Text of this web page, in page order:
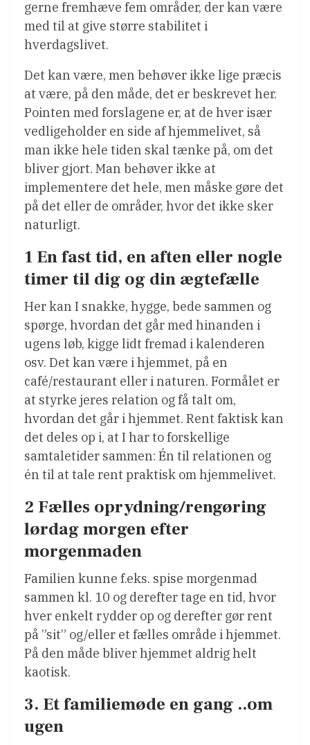
gerne fremhæve fem områder, der kan være
med til at give større stabilitet i
hverdagslivet.
Det kan være, men behøver ikke lige præcis
at være, på den måde, det er beskrevet her.
Pointen med forslagene er, at de hver især
vedligeholder en side af hjemmelivet, så
man ikke hele tiden skal tænke på, om det
bliver gjort. Man behøver ikke at
implementere det hele, men måske gøre det
på det eller de områder, hvor det ikke sker
naturligt.
1 En fast tid, en aften eller nogle
timer til dig og din ægtefælle
Her kan I snakke, hygge, bede sammen og
spørge, hvordan det går med hinanden i
ugens løb, kigge lidt fremad i kalenderen
osv. Det kan være i hjemmet, på en
café/restaurant eller i naturen. Formålet er
at styrke jeres relation og få talt om,
hvordan det går i hjemmet. Rent faktisk kan
det deles op i, at I har to forskellige
samtaletider sammen: Én til relationen og
én til at tale rent praktisk om hjemmelivet.
2 Fælles oprydning/rengøring
lørdag morgen efter
morgenmaden
Familien kunne f.eks. spise morgenmad
sammen kl. 10 og derefter tage en tid, hvor
hver enkelt rydder op og derefter gør rent
på ”sit” og/eller et fælles område i hjemmet.
På den måde bliver hjemmet aldrig helt
kaotisk.
3. Et familiemøde en gang ..om
ugen